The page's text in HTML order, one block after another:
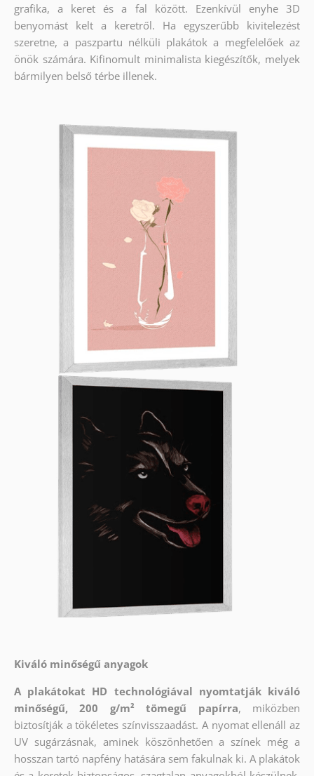
grafika, a keret és a fal között. Ezenkívül enyhe 3D
benyomást kelt a keretről. Ha egyszerűbb kivitelezést
szeretne, a paszpartu nélküli plakátok a megfelelőek az
önök számára. Kifinomult minimalista kiegészítők, melyek
bármilyen belső térbe illenek.
Kiváló minőségű anyagok
A plakátokat HD technológiával nyomtatják kiváló
minőségű, 200 g/m² tömegű papírra, miközben
biztosítják a tökéletes színvisszaadást. A nyomat ellenáll az
UV sugárzásnak, aminek köszönhetően a színek még a
hosszan tartó napfény hatására sem fakulnak ki. A plakátok